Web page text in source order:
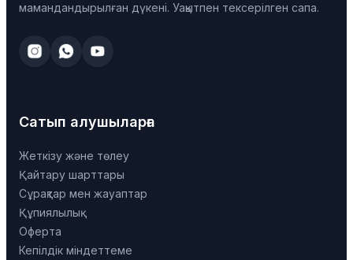
мамандандырылған дүкені. Уақытпен тексерілген сапа.
Сатып алушыларға
Жеткізу және төлеу
Қайтару шарттары
Сұрақтар мен жауаптар
Құпиялылық
Оферта
Кепілдік міндеттеме